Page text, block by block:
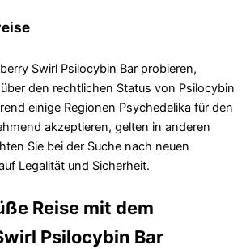
Swirl Psilocybin Bar probieren,
den rechtlichen Status von Psilocybin
einige Regionen Psychedelika für den
akzeptieren, gelten in anderen
Sie bei der Suche nach neuen
Legalität und Sicherheit.
Reise mit dem
Psilocybin Bar